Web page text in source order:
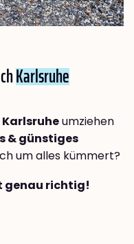
Karlsruhe
umziehen
& günstiges
um alles kümmert?
genau richtig!